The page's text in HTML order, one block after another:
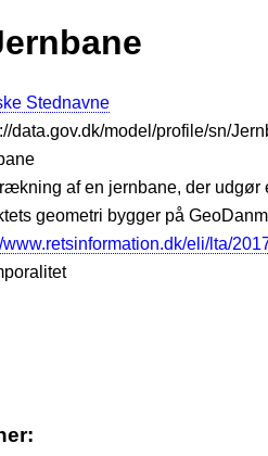
Stednavne
data.gov.dk/model/profile/sn/
af en jernbane, der
geometri bygger på
www.retsinformation.dk/eli/lta/